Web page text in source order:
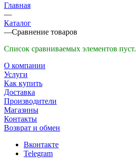
Главная
—
Каталог
—Сравнение товаров
Список сравниваемых элементов пуст.
О компании
Услуги
Как купить
Доставка
Производители
Магазины
Контакты
Возврат и обмен
Вконтакте
Telegram